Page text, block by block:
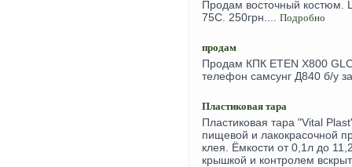
Продам восточный
75С. 250грн.... Подробно
продам
Продам КПК ETEN X800
телефон самсунг Д840 б/у
Пластиковая тара
Пластиковая тара "Vital
пищевой и лакокрасочной
клея. Ёмкости от 0,1л до
крышкой и контролем